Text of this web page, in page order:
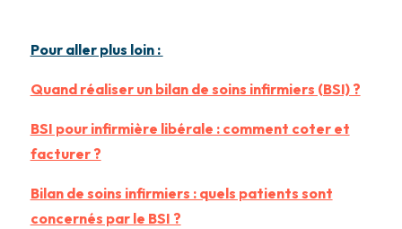
Pour aller plus loin :
Quand réaliser un bilan de soins infirmiers (BSI) ?
BSI pour infirmière libérale : comment coter et
facturer ?
Bilan de soins infirmiers : quels patients sont
concernés par le BSI ?